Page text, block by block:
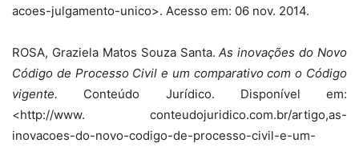
acoes-julgamento-unico>. Acesso em: 06 nov. 2014.
ROSA, Graziela Matos Souza Santa.As inovações do Novo
Código de Processo Civil e um comparativo com o Código
vigente. Conteúdo Jurídico. Disponível em:
<http://www. conteudojuridico.com.br/artigo,as-
inovacoes-do-novo-codigo-de-processo-civil-e-um-